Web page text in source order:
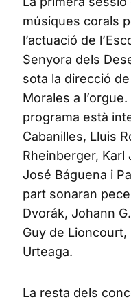
músiques corals
l’actuació de
Senyora dels
sota la direcció
Morales a
programa està
Cabanilles, Lluis
Rheinberger, Karl
José Báguena i
part sonaran
Dvorák, Johann
Guy de Lioncourt,
Urteaga.
La resta dels